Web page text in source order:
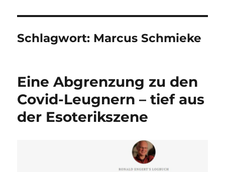
Schlagwort: Marcus Schmieke
Eine Abgrenzung zu den
Covid-Leugnern – tief aus
der Esoterikszene